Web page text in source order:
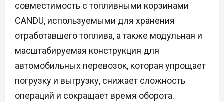
совместимость с топливными корзинами
CANDU, используемыми для хранения
отработавшего топлива, а также модульная и
масштабируемая конструкция для
автомобильных перевозок, которая упрощает
погрузку и выгрузку, снижает сложность
операций и сокращает время оборота.